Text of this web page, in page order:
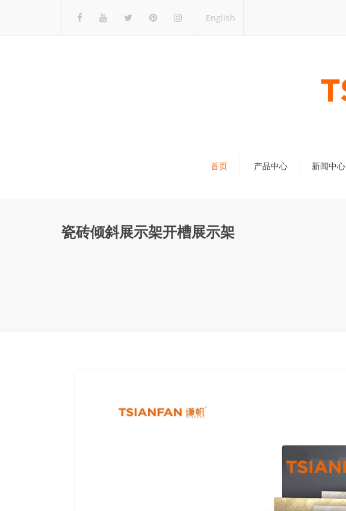
English
首页 产品中心
石材展架
新闻中心
瓷砖倾斜展示架开槽展示架